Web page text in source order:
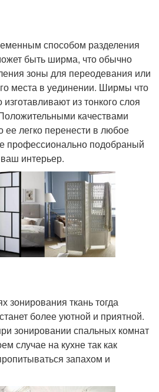
способом разделения
быть ширма, что обычно
зоны для переодевания или
места в уединении. Ширмы что
из тонкого слоя
качествами
ее легко перенести в любое
профессионально подобраный
интерьер.
зонирования ткань тогда
более уютной и приятной.
зонировании спальных комнат
случае на кухне так как
запахом и